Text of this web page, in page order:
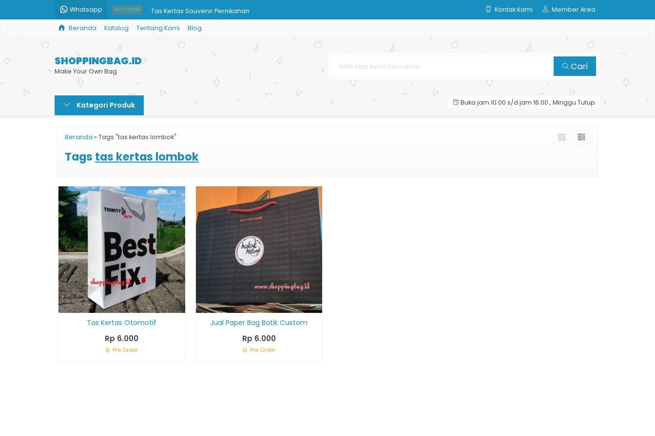
Whatsapp HOT ITEM Tas Kertas Souvenir Pernikahan
Tas Kemasan Paper Bag
Paper Bag Restoran
Shopping Bag Butik Murah
Paper Bag Model Potrait
Kontak Kami Member Area
Beranda Katalog Tentang Kami Blog
SHOPPINGBAG.ID
Make Your Own Bag Cari
Kategori Produk Buka jam 10.00 s/d jam 16.00 , Minggu Tutup
Beranda » Tags "tas kertas lombok"
Tags tas kertas lombok
Tas Kertas Otomotif
Rp 6.000
Pre Order
Jual Paper Bag Batik Custom
Rp 6.000
Pre Order